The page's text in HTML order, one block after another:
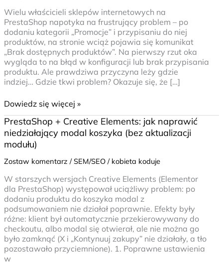
Wielu właścicieli sklepów internetowych na
PrestaShop napotyka na frustrujący problem – po
dodaniu kategorii „Promocje” i przypisaniu do niej
produktów, na stronie wciąż pojawia się komunikat
„Brak dostępnych produktów”. Na pierwszy rzut oka
wygląda to na błąd w konfiguracji lub brak przypisania
produktu. Ale prawdziwa przyczyna leży gdzie
indziej… Gdzie tkwi problem? Okazuje się, że […]
działa?
[Rozwiązanie]
Dowiedz się więcej »
PrestaShop + Creative Elements: jak naprawić
niedziałający modal koszyka (bez aktualizacji
modułu)
Zostaw komentarz /SEM/SEO/ kobieta koduje
W starszych wersjach Creative Elements (Elementor
dla PrestaShop) występował uciążliwy problem: po
dodaniu produktu do koszyka modal z
podsumowaniem nie działał poprawnie. Efekty były
różne: klient był automatycznie przekierowywany do
checkoutu, albo modal się otwierał, ale nie można go
było zamknąć (X i „Kontynuuj zakupy” nie działały, a tło
pozostawało przyciemnione). 1. Poprawne ustawienia
w
PrestaShop
+
Creative
Elements:
jak
niedziałający
modal
koszyka
(bez
aktualizacji
modułu)